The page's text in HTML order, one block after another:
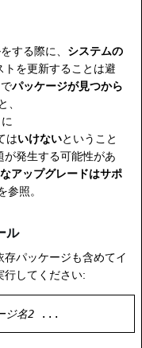
する際に、 システムの
トを更新することは避
パッケージが見つから
、
はいけないということ
が発生する可能性があ
アップグレードはサポ
参照。
ル
パッケージも含めてイ
行してください:
ジ名2